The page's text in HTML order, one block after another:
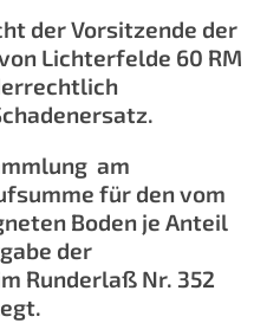
der Vorsitzende der
Lichterfelde 60 RM
am
für den vom
Boden je Anteil
der
Runderlaß Nr. 352